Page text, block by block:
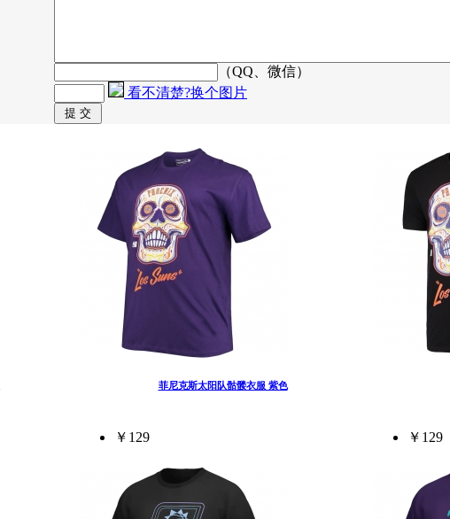
（QQ、微信）
看不清楚?换个图片
菲尼克斯太阳队骷髅衣服 紫色
￥129 ￥129